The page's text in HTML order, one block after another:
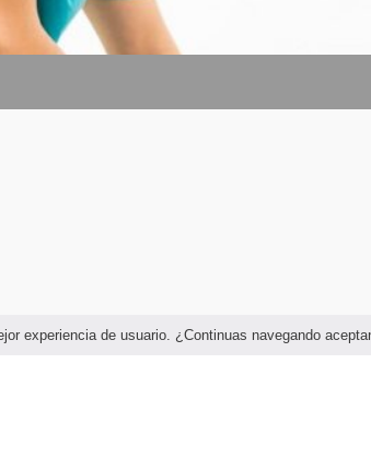
experiencia de usuario. ¿Continuas navegando